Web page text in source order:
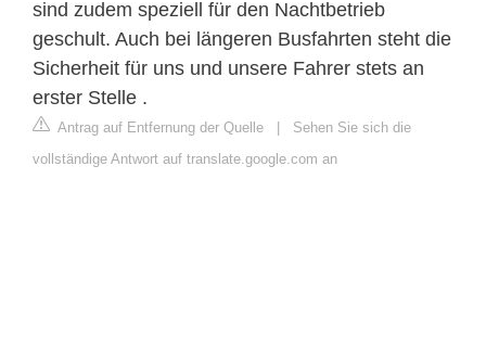
sind zudem speziell für den Nachtbetrieb
geschult. Auch bei längeren Busfahrten steht die
Sicherheit für uns und unsere Fahrer stets an
erster Stelle .
Antrag auf Entfernung der Quelle | Sehen Sie sich die
vollständige Antwort auf translate.google.com an